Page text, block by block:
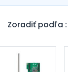
Zoradiť podľa :